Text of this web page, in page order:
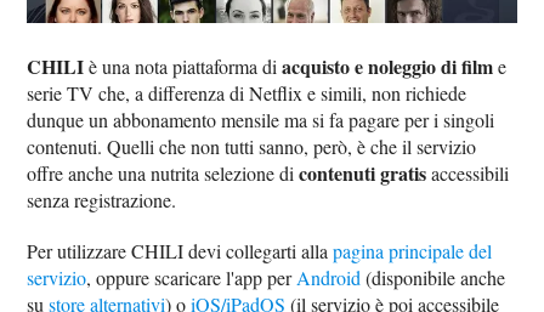
CHILIè una nota piattaforma diacquisto e noleggio di filme
serie TV che, a differenza di Netflix e simili, non richiede
dunque un abbonamento mensile ma si fa pagare per i singoli
contenuti. Quelli che non tutti sanno, però, è che il servizio
offre anche una nutrita selezione dicontenuti gratisaccessibili
senza registrazione.
Per utilizzare CHILI devi collegarti allapagina principale del
servizio, oppure scaricare l'app perAndroid(disponibile anche
sustore alternativi) oiOS/iPadOS (il servizio è poi accessibile